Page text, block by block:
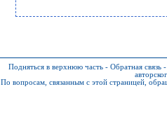
Подняться в верхнюю часть - Обратная связь -
По вопросам, связанным с этой страницей,